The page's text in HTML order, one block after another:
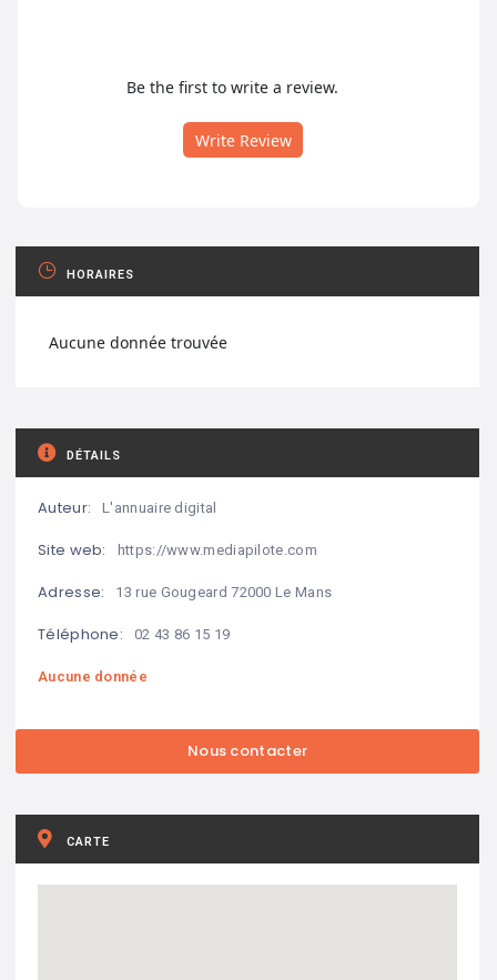
Be the first to write a review.
Write Review
HORAIRES
Aucune donnée trouvée
DÉTAILS
Auteur: L'annuaire digital
Site web: https://www.mediapilote.com
Adresse: 13 rue Gougeard 72000 Le Mans
Téléphone: 02 43 86 15 19
Aucune donnée
CARTE